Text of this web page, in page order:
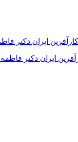
ایران دکتر